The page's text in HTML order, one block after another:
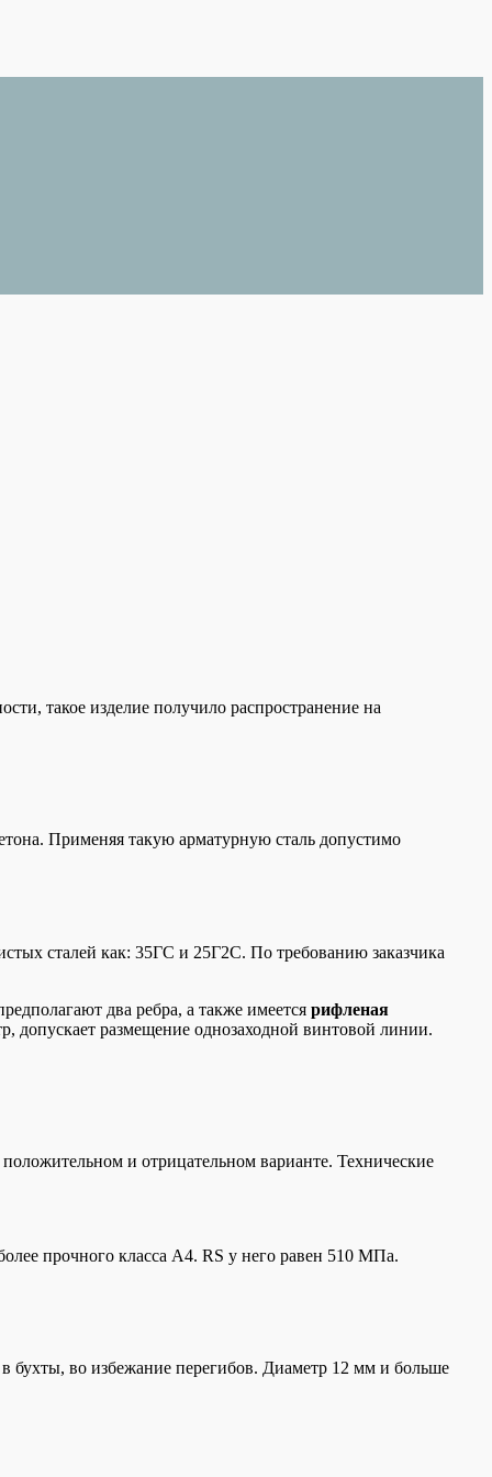
такое изделие получило распространение на
Применяя такую арматурную сталь допустимо
сталей как: 35ГС и 25Г2С. По требованию заказчика
два ребра, а также имеется рифленая
допускает размещение однозаходной винтовой линии.
и отрицательном варианте. Технические
прочного класса A4. RS у него равен 510 МПа.
бухты, во избежание перегибов. Диаметр 12 мм и больше